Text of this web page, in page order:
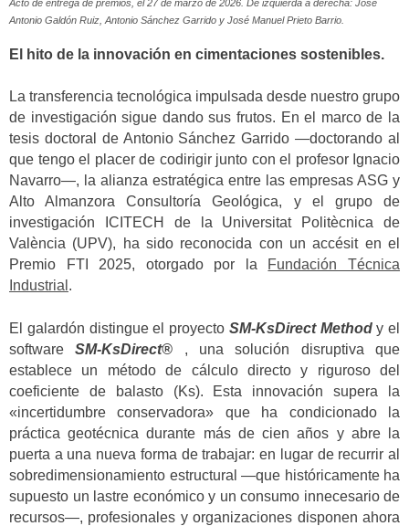
Acto de entrega de premios, el 27 de marzo de 2026. De izquierda a derecha: José
Antonio Galdón Ruiz, Antonio Sánchez Garrido y José Manuel Prieto Barrio.
El hito de la innovación en cimentaciones sostenibles.
La transferencia tecnológica impulsada desde nuestro grupo
de investigación sigue dando sus frutos. En el marco de la
tesis doctoral de Antonio Sánchez Garrido —doctorando al
que tengo el placer de codirigir junto con el profesor Ignacio
Navarro—, la alianza estratégica entre las empresas ASG y
Alto Almanzora Consultoría Geológica, y el grupo de
investigación ICITECH de la Universitat Politècnica de
València (UPV), ha sido reconocida con un accésit en el
Premio FTI 2025, otorgado por la Fundación Técnica
Industrial .
El galardón distingue el proyecto SM-KsDirect Methody el
software SM-KsDirect® , una solución disruptiva que
establece un método de cálculo directo y riguroso del
coeficiente de balasto (Ks). Esta innovación supera la
«incertidumbre conservadora» que ha condicionado la
práctica geotécnica durante más de cien años y abre la
puerta a una nueva forma de trabajar: en lugar de recurrir al
sobredimensionamiento estructural —que históricamente ha
supuesto un lastre económico y un consumo innecesario de
recursos—, profesionales y organizaciones disponen ahora